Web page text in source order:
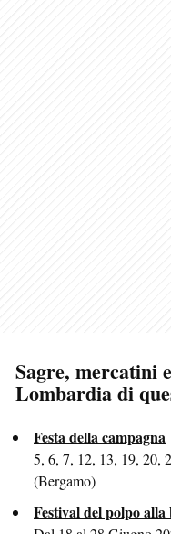
Sagre, mercatini
Lombardia di
Festa della campagna
5, 6, 7, 12, 13, 19, 20,
(Bergamo)
Festival del polpo